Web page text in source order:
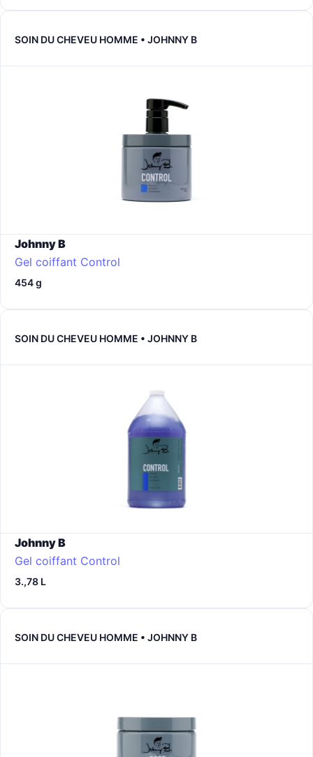
SOIN DU CHEVEU HOMME • JOHNNY B
Johnny B
Gel coiffant Control
454 g
SOIN DU CHEVEU HOMME • JOHNNY B
Johnny B
Gel coiffant Control
3.,78 L
SOIN DU CHEVEU HOMME • JOHNNY B